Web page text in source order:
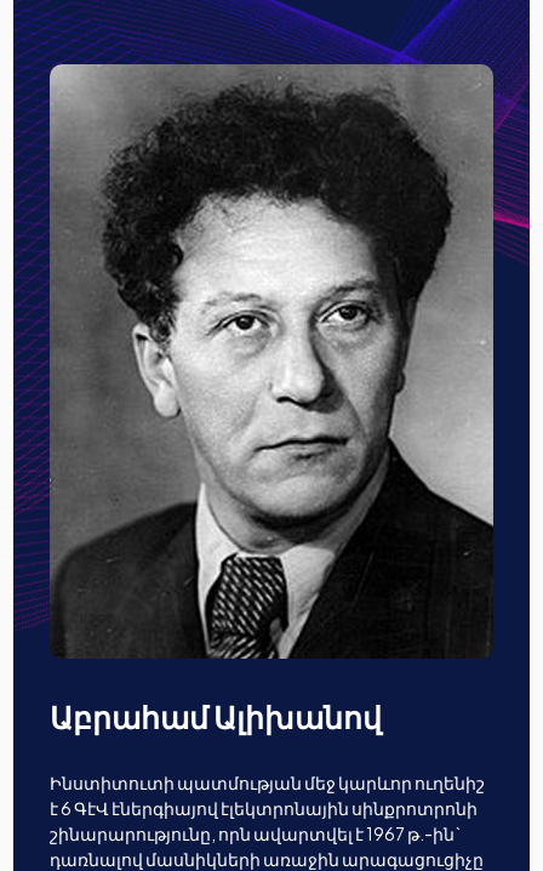
Աբրահամ Ալիխանով
Ինստիտուտի պատմության մեջ կարևոր ուղենիշ
է 6 ԳէՎ էներգիայով էլեկտրոնային սինքրոտրոնի
շինարարությունը, որն ավարտվել է 1967 թ.-ին`
դառնալով մասնիկների առաջին արագացուցիչը